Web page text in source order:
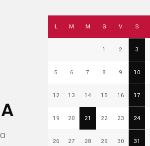
L M M G V S
1 2 3
5 6 7 8 9 10
12 13 14 15 16 17
19 20 21 22 23 24
26 27 28 29 30 31